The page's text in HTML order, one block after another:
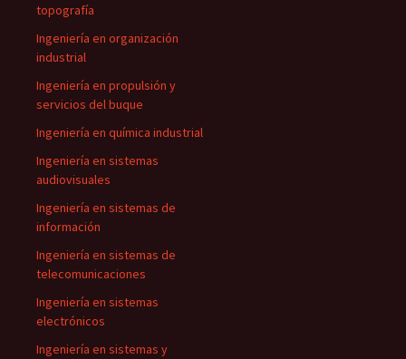
topografía
Ingeniería en organización
industrial
Ingeniería en propulsión y
servicios del buque
Ingeniería en química industrial
Ingeniería en sistemas
audiovisuales
Ingeniería en sistemas de
información
Ingeniería en sistemas de
telecomunicaciones
Ingeniería en sistemas
electrónicos
Ingeniería en sistemas y